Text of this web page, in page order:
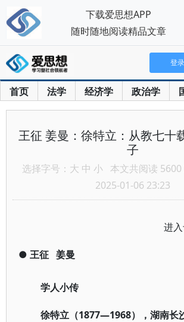
首页 法学 经济学 政治学
登录
王征 姜曼：徐特立：从教七十
子
选择字号： 大 中 小 本文共阅读 5600
2025-01-06 23:23
进
● 王征 姜曼
学人小传
徐特立（1877—1968），湖南长
下载爱思想APP
随时随地阅读精品文章